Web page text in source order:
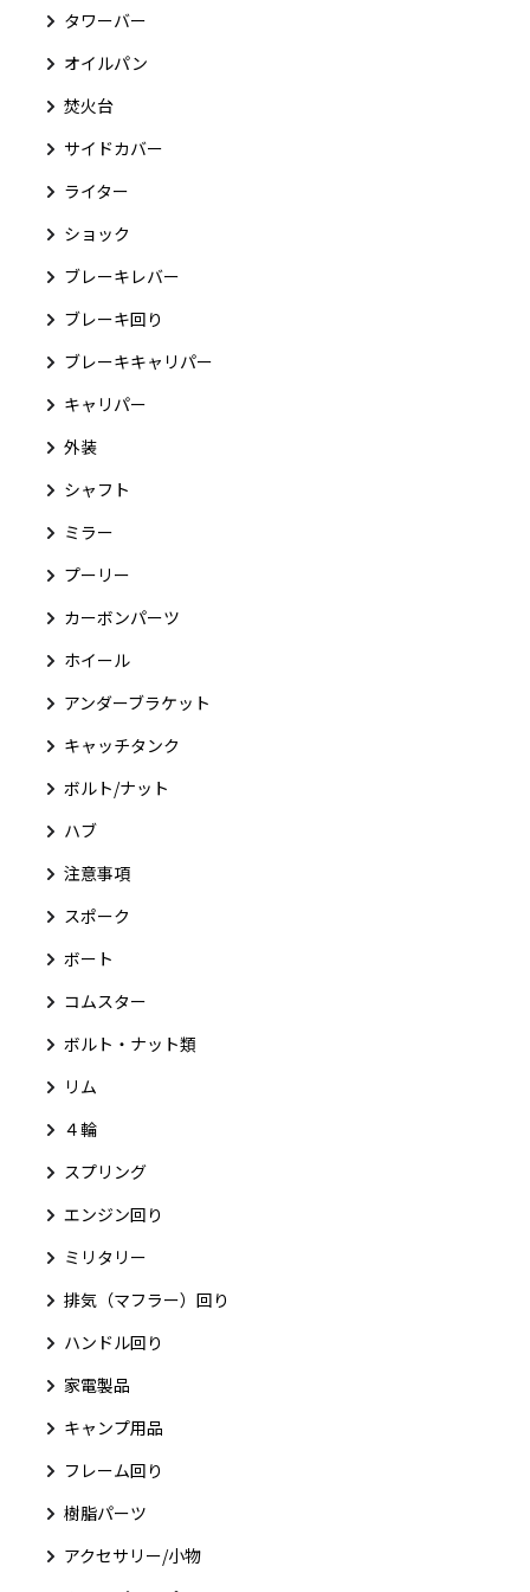
タワーバー
オイルパン
焚火台
サイドカバー
ライター
ショック
ブレーキレバー
ブレーキ回り
ブレーキキャリパー
キャリパー
外装
シャフト
ミラー
プーリー
カーボンパーツ
ホイール
アンダーブラケット
キャッチタンク
ボルト/ナット
ハブ
注意事項
スポーク
ボート
コムスター
ボルト・ナット類
リム
４輪
スプリング
エンジン回り
ミリタリー
排気（マフラー）回り
ハンドル回り
家電製品
キャンプ用品
フレーム回り
樹脂パーツ
アクセサリー/小物